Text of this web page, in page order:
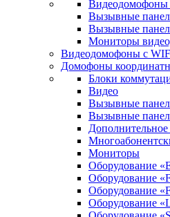
Видеодомофоны
Вызывные
Вызывные
Мониторы
Видеодомофоны с
Домофоны
Блоки
Видео
Вызывные
Вызывные
Мониторы
Оборудование
Оборудование
Оборудование
Оборудование